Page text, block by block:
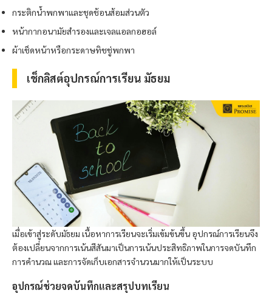
กระติกน้ำพกพาและชุดช้อนส้อมส่วนตัว
หน้ากากอนามัยสำรองและเจลแอลกอฮอล์
ผ้าเช็ดหน้าหรือกระดาษทิชชู่พกพา
เช็กลิสต์อุปกรณ์การเรียน มัธยม
เมื่อเข้าสู่ระดับมัธยม เนื้อหาการเรียนจะเริ่มเข้มข้นขึ้น อุปกรณ์การเรียนจึง
ต้องเปลี่ยนจากการเน้นสีสันมาเป็นการเน้นประสิทธิภาพในการจดบันทึก
การคำนวณ และการจัดเก็บเอกสารจำนวนมากให้เป็นระบบ
อุปกรณ์ช่วยจดบันทึกและสรุปบทเรียน